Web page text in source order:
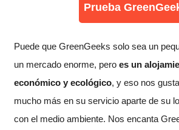
Prueba
Puede que GreenGeeks solo sea un
un mercado enorme, pero es un
económico y ecológico, y eso nos
mucho más en su servicio aparte de su
con el medio ambiente. Nos encanta